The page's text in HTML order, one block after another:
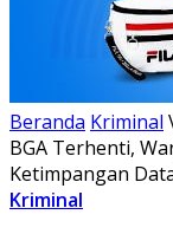
Beranda Kriminal
BGA Terhenti,
Ketimpangan
Kriminal